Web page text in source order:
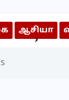
ஆசியா